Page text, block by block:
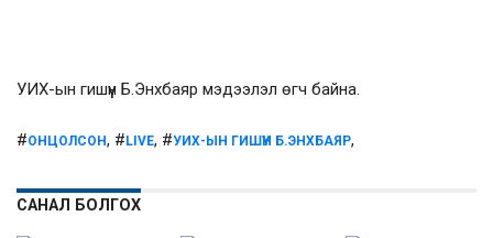
УИХ-ын гишүүн Б.Энхбаяр мэдээлэл өгч байна.
#ОНЦОЛСОН, # LIVE, #УИХ-ЫН ГИШҮҮН Б.ЭНХБАЯР,
САНАЛ БОЛГОХ